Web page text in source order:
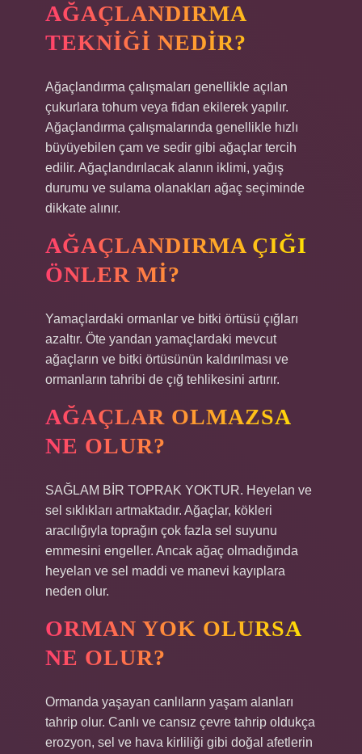
AĞAÇLANDIRMA
TEKNIĞI NEDIR?
Ağaçlandırma çalışmaları genellikle açılan
çukurlara tohum veya fidan ekilerek yapılır.
Ağaçlandırma çalışmalarında genellikle hızlı
büyüyebilen çam ve sedir gibi ağaçlar tercih
edilir. Ağaçlandırılacak alanın iklimi, yağış
durumu ve sulama olanakları ağaç seçiminde
dikkate alınır.
AĞAÇLANDIRMA ÇIĞI
ÖNLER MI?
Yamaçlardaki ormanlar ve bitki örtüsü çığları
azaltır. Öte yandan yamaçlardaki mevcut
ağaçların ve bitki örtüsünün kaldırılması ve
ormanların tahribi de çığ tehlikesini artırır.
AĞAÇLAR OLMAZSA
NE OLUR?
SAĞLAM BİR TOPRAK YOKTUR. Heyelan ve
sel sıklıkları artmaktadır. Ağaçlar, kökleri
aracılığıyla toprağın çok fazla sel suyunu
emmesini engeller. Ancak ağaç olmadığında
heyelan ve sel maddi ve manevi kayıplara
neden olur.
ORMAN YOK OLURSA
NE OLUR?
Ormanda yaşayan canlıların yaşam alanları
tahrip olur. Canlı ve cansız çevre tahrip oldukça
erozyon, sel ve hava kirliliği gibi doğal afetlerin